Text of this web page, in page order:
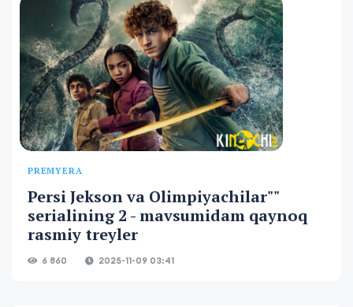
PREMYERA
Persi Jekson va Olimpiyachilar""
serialining 2 - mavsumidam qaynoq
rasmiy treyler
6 860 2025-11-09 03:41